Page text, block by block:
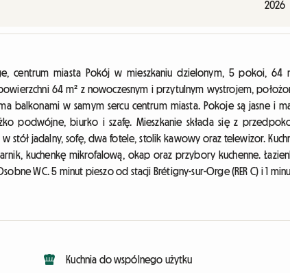
2026
centrum miasta Pokój w mieszkaniu dzielonym, 5 pokoi, 64
64 m² z nowoczesnym i przytulnym wystrojem,
balkonami w samym sercu centrum miasta. Pokoje są jasne i
podwójne, biurko i szafę. Mieszkanie składa się z
jadalny, sofę, dwa fotele, stolik kawowy oraz telewizor.
kuchenkę mikrofalową, okap oraz przybory kuchenne.
WC. 5 minut pieszo od stacji Brétigny-sur-Orge (RER C) i 1
Kuchnia do wspólnego użytku